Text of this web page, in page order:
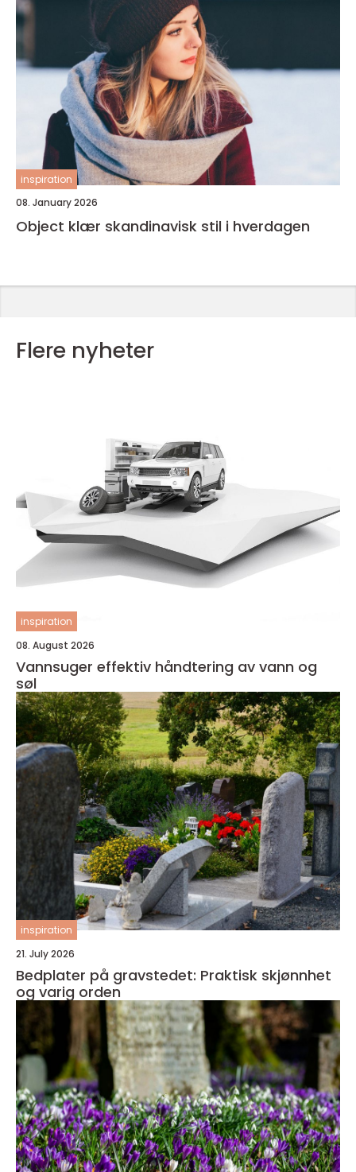
inspiration
08. January 2026
Object klær skandinavisk stil i hverdagen
Flere nyheter
inspiration
08. August 2026
Vannsuger effektiv håndtering av vann og
søl
inspiration
21. July 2026
Bedplater på gravstedet: Praktisk skjønnhet
og varig orden